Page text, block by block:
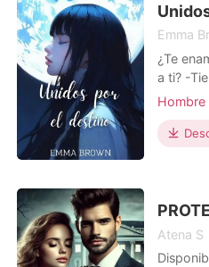
sin
Emma
¿Te
a ti? -Tienes que alejarte de él -me
grita mi
corazón. Es difícil tomar una
pero
Hombre
Amor
Atena S